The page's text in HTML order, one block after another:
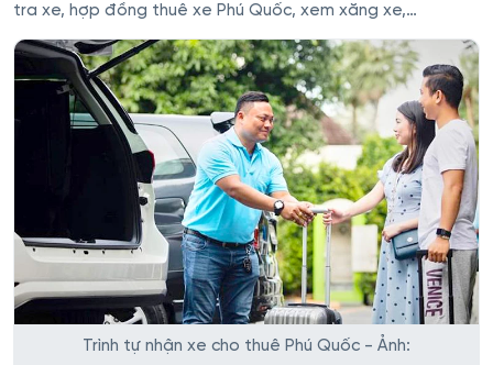
tra xe, hợp đồng thuê xe Phú Quốc, xem xăng xe,…
Trình tự nhận xe cho thuê Phú Quốc - Ảnh: